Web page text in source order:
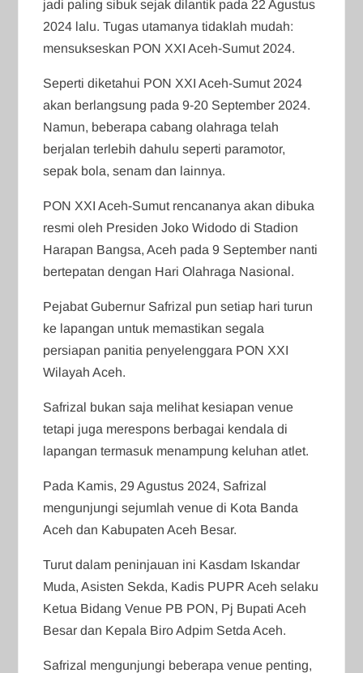
jadi paling sibuk sejak dilantik pada 22 Agustus
2024 lalu. Tugas utamanya tidaklah mudah:
mensukseskan PON XXI Aceh-Sumut 2024.
Seperti diketahui PON XXI Aceh-Sumut 2024
akan berlangsung pada 9-20 September 2024.
Namun, beberapa cabang olahraga telah
berjalan terlebih dahulu seperti paramotor,
sepak bola, senam dan lainnya.
PON XXI Aceh-Sumut rencananya akan dibuka
resmi oleh Presiden Joko Widodo di Stadion
Harapan Bangsa, Aceh pada 9 September nanti
bertepatan dengan Hari Olahraga Nasional.
Pejabat Gubernur Safrizal pun setiap hari turun
ke lapangan untuk memastikan segala
persiapan panitia penyelenggara PON XXI
Wilayah Aceh.
Safrizal bukan saja melihat kesiapan venue
tetapi juga merespons berbagai kendala di
lapangan termasuk menampung keluhan atlet.
Pada Kamis, 29 Agustus 2024, Safrizal
mengunjungi sejumlah venue di Kota Banda
Aceh dan Kabupaten Aceh Besar.
Turut dalam peninjauan ini Kasdam Iskandar
Muda, Asisten Sekda, Kadis PUPR Aceh selaku
Ketua Bidang Venue PB PON, Pj Bupati Aceh
Besar dan Kepala Biro Adpim Setda Aceh.
Safrizal mengunjungi beberapa venue penting,